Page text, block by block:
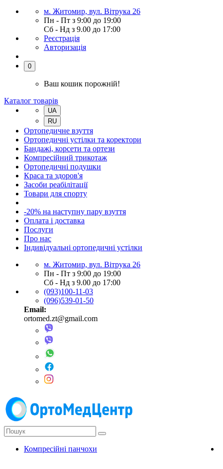
м. Житомир, вул. Вітрука 26
Пн - Пт з 9:00 до 19:00
Сб - Нд з 9.00 до 17:00
Реєстрація
Авторизація
0
Ваш кошик порожній!
Каталог товарів
UA
RU
Ортопедичне взуття
Ортопедичні устілки та коректори
Бандажі, корсети та ортези
Компресійний трикотаж
Ортопедичні подушки
Краса та здоров'я
Засоби реабілітації
Товари для спорту
-20% на наступну пару взуття
Оплата і доставка
Послуги
Про нас
Індивідуальні ортопедичні устілки
м. Житомир, вул. Вітрука 26
Пн - Пт з 9:00 до 19:00
Сб - Нд з 9.00 до 17:00
(093)100-11-03
(096)539-01-50
Email:
ortomed.zt@gmail.com
Компресійні панчохи